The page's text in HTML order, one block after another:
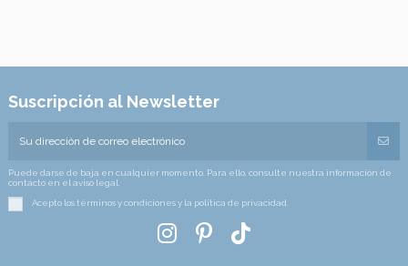
Suscripción al Newsletter
Puede darse de baja en cualquier momento. Para ello, consulte nuestra información de
contacto en el aviso legal.
Acepto los términos y condiciones y la política de privacidad.